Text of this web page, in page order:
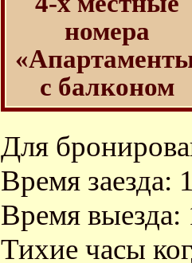
номера
с балконом
Для
Время заезда:
Время выезда:
Тихие часы